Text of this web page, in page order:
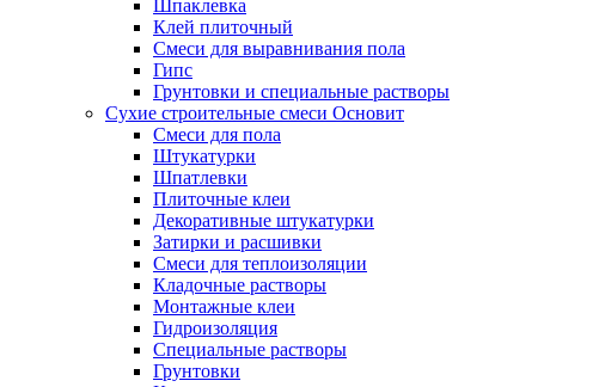
Шпаклевка
Клей плиточный
Смеси для выравнивания пола
Гипс
Грунтовки и специальные растворы
Сухие строительные смеси Основит
Смеси для пола
Штукатурки
Шпатлевки
Плиточные клеи
Декоративные штукатурки
Затирки и расшивки
Смеси для теплоизоляции
Кладочные растворы
Монтажные клеи
Гидроизоляция
Специальные растворы
Грунтовки